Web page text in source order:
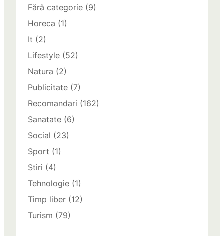
Fără categorie (9)
Horeca (1)
It (2)
Lifestyle (52)
Natura (2)
Publicitate (7)
Recomandari (162)
Sanatate (6)
Social (23)
Sport (1)
Stiri (4)
Tehnologie (1)
Timp liber (12)
Turism (79)